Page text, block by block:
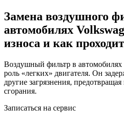
Замена воздушного
автомобилях
износа и как
Воздушный фильтр в автомобилях
роль «легких» двигателя. Он
другие загрязнения,
сгорания.
Записаться на сервис